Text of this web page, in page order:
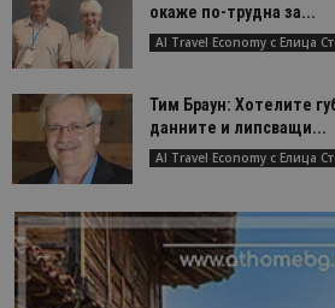
окаже по-трудна за...
AI Travel Economy с Елица
Тим Браун: Хотелите
данните и липсващи...
AI Travel Economy с Елица